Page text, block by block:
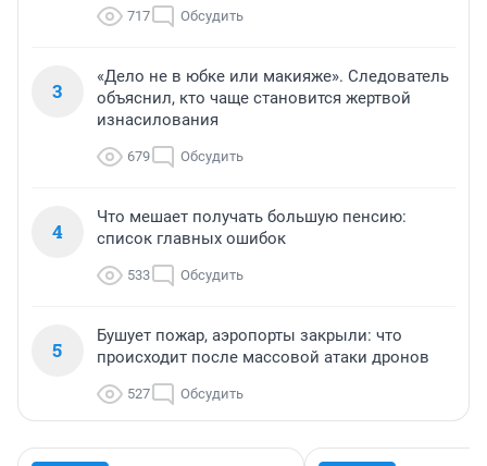
717 Обсудить
3
«Дело не в юбке или макияже». Следователь
объяснил, кто чаще становится жертвой
изнасилования
679 Обсудить
4
Что мешает получать большую пенсию:
список главных ошибок
533 Обсудить
5
Бушует пожар, аэропорты закрыли: что
происходит после массовой атаки дронов
527 Обсудить